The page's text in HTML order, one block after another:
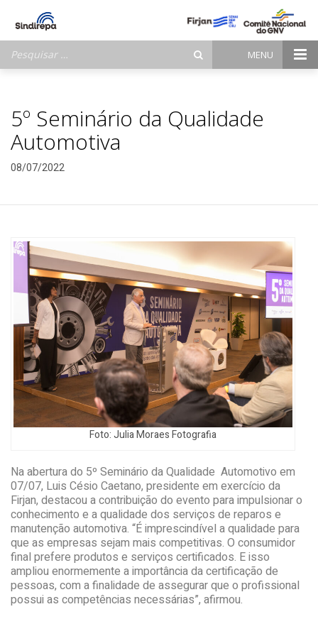
por:
MENU
5º Seminário da Qualidade
Automotiva
08/07/2022
Foto: Julia Moraes Fotografia
Na abertura do 5º Seminário da Qualidade Automotivo em
07/07, Luis Césio Caetano, presidente em exercício da
Firjan, destacou a contribuição do evento para impulsionar o
conhecimento e a qualidade dos serviços de reparos e
manutenção automotiva. “É imprescindível a qualidade para
que as empresas sejam mais competitivas. O consumidor
final prefere produtos e serviços certificados. E isso
ampliou enormemente a importância da certificação de
pessoas, com a finalidade de assegurar que o profissional
possui as competências necessárias”, afirmou.